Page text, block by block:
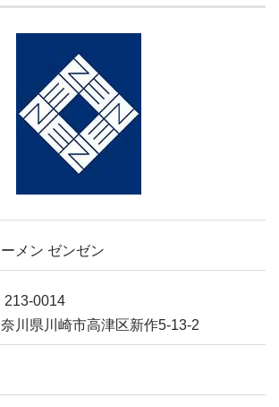
メン ゼンゼン
213-0014
川県川崎市高津区新作5-13-2